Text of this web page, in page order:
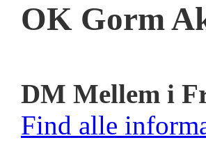
OK Gorm
DM Mellem i
Find alle